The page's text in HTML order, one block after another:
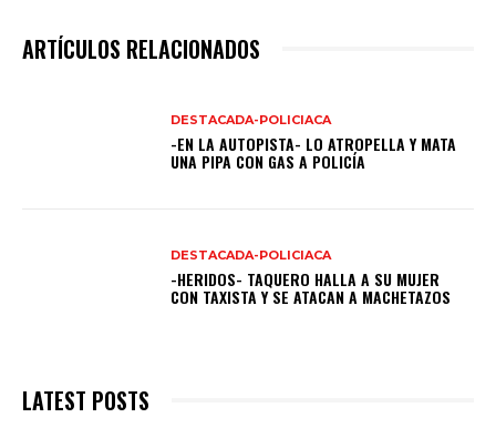
ARTÍCULOS RELACIONADOS
DESTACADA-POLICIACA
-EN LA AUTOPISTA- LO ATROPELLA Y MATA
UNA PIPA CON GAS A POLICÍA
DESTACADA-POLICIACA
-HERIDOS- TAQUERO HALLA A SU MUJER
CON TAXISTA Y SE ATACAN A MACHETAZOS
LATEST POSTS